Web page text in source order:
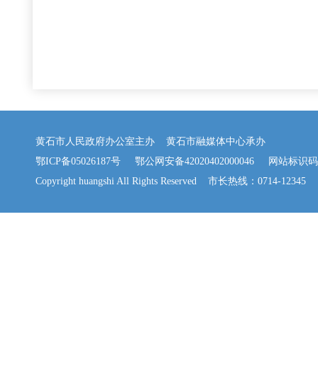
黄石市人民政府办公室主办 黄石市融媒体中心承办
鄂ICP备05026187号
鄂公网安备42020402000046 网站标识码
Copyright huangshi All Rights Reserved 市长热线：0714-12345